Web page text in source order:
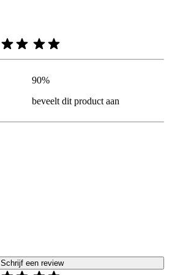
90%
beveelt dit product aan
Schrijf een review